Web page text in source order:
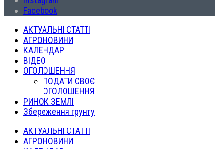
Facebook
АКТУАЛЬНІ СТАТТІ
АГРОНОВИНИ
КАЛЕНДАР
ВІДЕО
ОГОЛОШЕННЯ
ПОДАТИ СВОЄ
ОГОЛОШЕННЯ
РИНОК ЗЕМЛІ
Збереження грунту
АКТУАЛЬНІ СТАТТІ
АГРОНОВИНИ